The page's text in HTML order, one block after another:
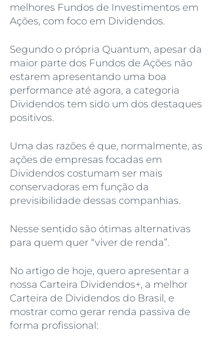
melhores Fundos de Investimentos em
Ações, com foco em Dividendos.
Segundo o própria Quantum, apesar da
maior parte dos Fundos de Ações não
estarem apresentando uma boa
performance até agora, a categoria
Dividendos tem sido um dos destaques
positivos.
Uma das razões é que, normalmente, as
ações de empresas focadas em
Dividendos costumam ser mais
conservadoras em função da
previsibilidade dessas companhias.
Nesse sentido são ótimas alternativas
para quem quer “viver de renda”.
No artigo de hoje, quero apresentar a
nossa Carteira Dividendos+, a melhor
Carteira de Dividendos do Brasil, e
mostrar como gerar renda passiva de
forma profissional: